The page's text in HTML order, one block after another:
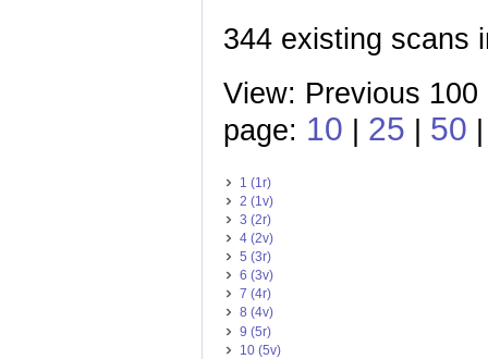
344 existing scans
View: Previous
page: 10 25 50
1 (1r)
2 (1v)
3 (2r)
4 (2v)
5 (3r)
6 (3v)
7 (4r)
8 (4v)
9 (5r)
10 (5v)